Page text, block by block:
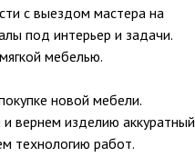
с выездом мастера на
под интерьер и задачи.
мебелью.
новой мебели.
вернем изделию аккуратный
технологию работ.